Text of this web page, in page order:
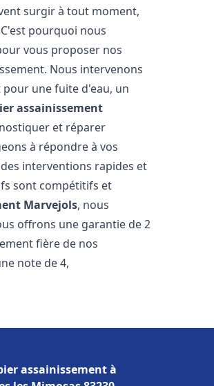
surgir à tout moment,
pourquoi nous
vous proposer nos
Nous intervenons
une fuite d'eau, un
assainissement
et réparer
à répondre à vos
interventions rapides et
sont compétitifs et
Marvejols, nous
offrons une garantie de 2
fière de nos
note de 4,
assainissement à